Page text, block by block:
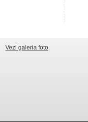
Vezi galeria foto